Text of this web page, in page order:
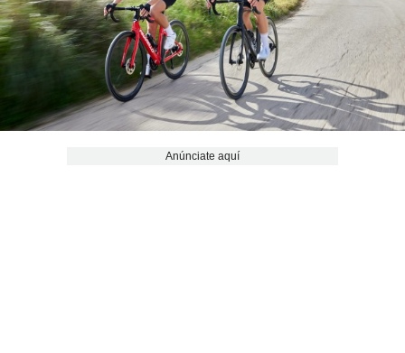
Anúnciate aquí